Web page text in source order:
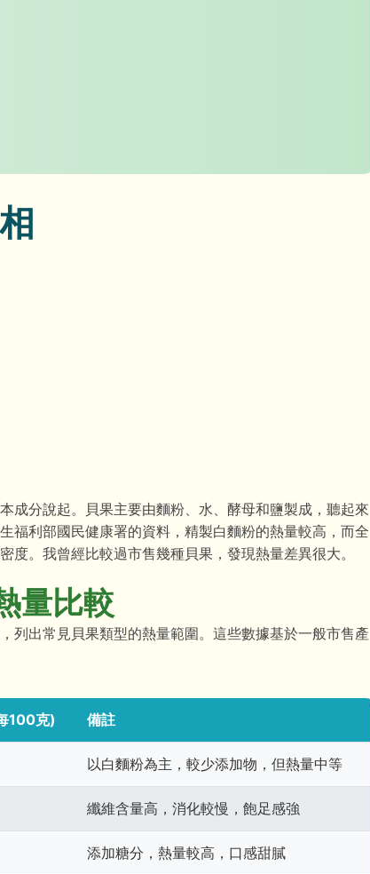
成分說起。貝果主要由麵粉、水、酵母和鹽製成，聽起來
福利部國民健康署的資料，精製白麵粉的熱量較高，而全
度。我曾經比較過市售幾種貝果，發現熱量差異很大。
量比較
列出常見貝果類型的熱量範圍。這些數據基於一般市售產
100克) 備註
以白麵粉為主，較少添加物，但熱量中等
纖維含量高，消化較慢，飽足感強
添加糖分，熱量較高，口感甜膩